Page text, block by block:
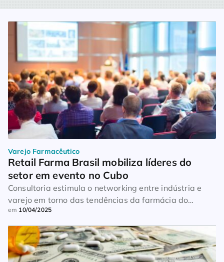
Varejo Farmacêutico
Retail Farma Brasil mobiliza líderes do
setor em evento no Cubo
Consultoria estimula o networking entre indústria e
varejo em torno das tendências da farmácia do
presente
em 10/04/2025